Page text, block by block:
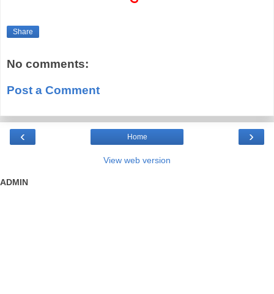
Share
No comments:
Post a Comment
‹ ›
Home
View web version
ADMIN